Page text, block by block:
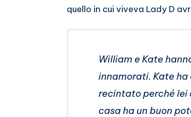
quello in cui viveva Lady D
William e Kate
innamorati. Kate
recintato perché lei
casa ha un buon